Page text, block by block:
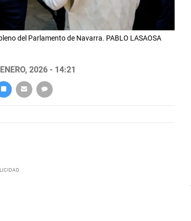
del Parlamento de Navarra. PABLO LASAOSA
2026 - 14:21